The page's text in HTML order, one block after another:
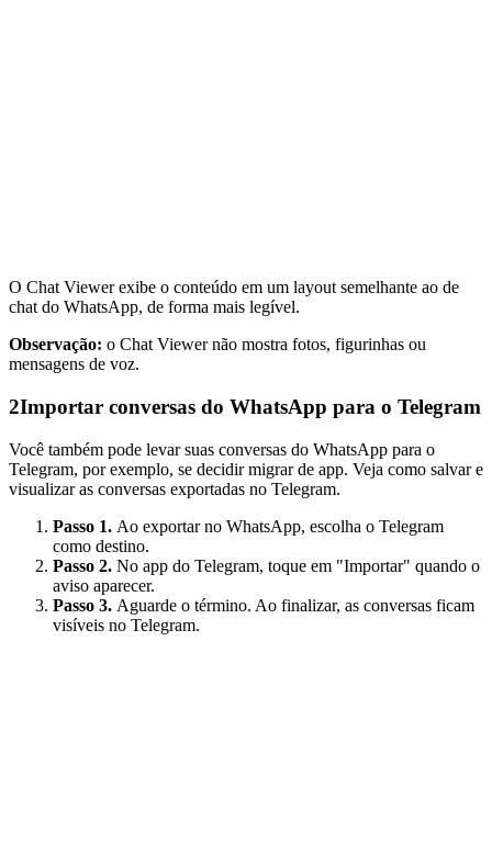
O Chat Viewer exibe o conteúdo em um layout semelhante ao de
chat do WhatsApp, de forma mais legível.
Observação: o Chat Viewer não mostra fotos, figurinhas ou
mensagens de voz.
2Importar conversas do WhatsApp para o Telegram
Você também pode levar suas conversas do WhatsApp para o
Telegram, por exemplo, se decidir migrar de app. Veja como salvar e
visualizar as conversas exportadas no Telegram.
Passo 1. Ao exportar no WhatsApp, escolha o Telegram
como destino.
Passo 2. No app do Telegram, toque em "Importar" quando o
aviso aparecer.
Passo 3. Aguarde o término. Ao finalizar, as conversas ficam
visíveis no Telegram.